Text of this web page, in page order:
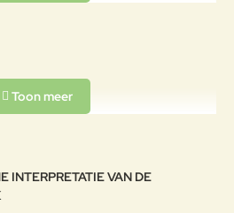
Uitermate geschikt voor langdurig
INTERPRETATIE VAN DE